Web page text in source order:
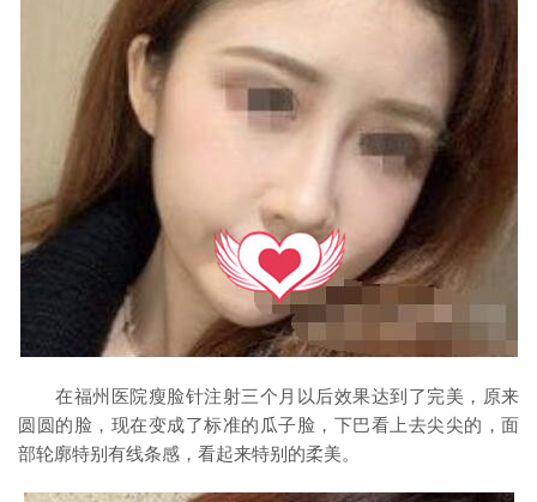
在福州医院瘦脸针注射三个月以后效果达到了完美，原来
圆圆的脸，现在变成了标准的瓜子脸，下巴看上去尖尖的，面
部轮廓特别有线条感，看起来特别的柔美。